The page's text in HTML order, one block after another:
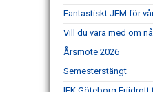
Fantastiskt JEM för
Vill du vara med om
Årsmöte 2026
Semesterstängt